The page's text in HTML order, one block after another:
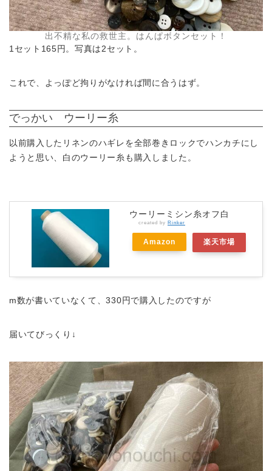
出不精な私の救世主。はんぱボタンセット！
1セット165円。写真は2セット。
これで、よっぽど拘りがなければ間に合うはず。
でっかい ウーリー糸
以前購入したリネンのハギレを全部巻きロックでハンカチにし
ようと思い、白のウーリー糸も購入しました。
ウーリーミシン糸オフ白
created by Rinker
Amazon 楽天市場
m数が書いていなくて、330円で購入したのですが
届いてびっくり↓